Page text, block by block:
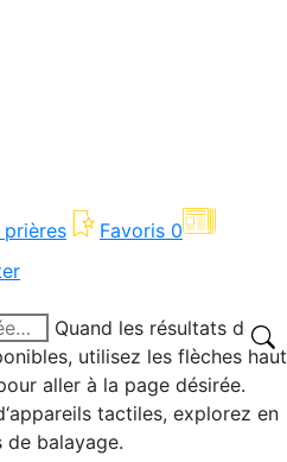
prières Favoris 0
Quand les résultats de
utilisez les flèches haut
aller à la page désirée.
tactiles, explorez en
balayage.